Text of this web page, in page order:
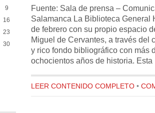
Fuente: Sala de prensa –
Salamanca La Biblioteca General
de febrero con su propio espacio
Miguel de Cervantes, a través del
y rico fondo bibliográfico con más
ochocientos años de historia.
LEER CONTENIDO COMPLETO •
9
16
23
30